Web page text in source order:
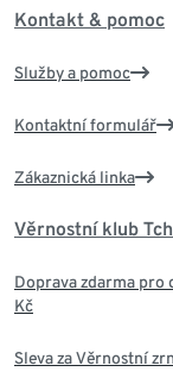
Kontakt & pomoc
Služby a pomoc
Kontaktní formulář
Zákaznická linka
Věrnostní klub
Doprava zdarma
Kč
Sleva za Věrnostní